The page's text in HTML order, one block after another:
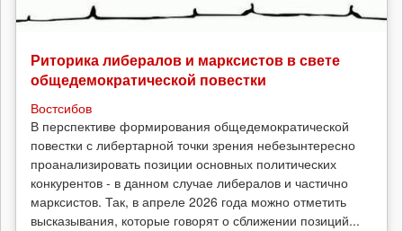
Риторика либералов и марксистов в свете
общедемократической повестки
Востсибов
В перспективе формирования общедемократической
повестки с либертарной точки зрения небезынтересно
проанализировать позиции основных политических
конкурентов - в данном случае либералов и частично
марксистов. Так, в апреле 2026 года можно отметить
высказывания, которые говорят о сближении позиций...